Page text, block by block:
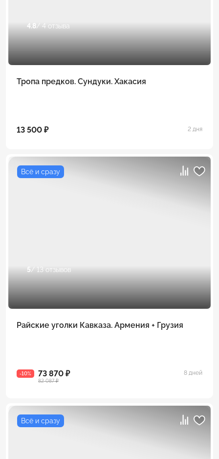
4.8/ 4 отзыва
Тропа предков. Сундуки. Хакасия
13 500 ₽ 2 дня
Всё и сразу
5/ 13 отзывов
Райские уголки Кавказа. Армения + Грузия
-10% 73 870 ₽
82 087 ₽
8 дней
Всё и сразу